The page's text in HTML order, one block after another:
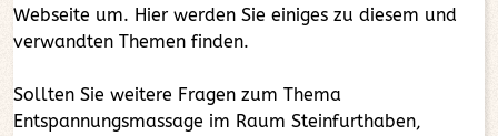
Webseite um. Hier werden Sie einiges zu diesem und
verwandten Themen finden.
Sollten Sie weitere Fragen zum Thema
Entspannungsmassage im Raum Steinfurthaben,